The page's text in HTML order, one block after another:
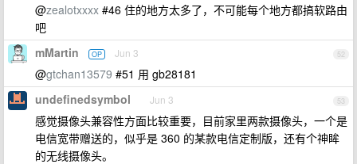
@zealotxxxx #46 住的地方太多了，不可能每个地方都搞软路由
吧
52
mMartin OP Jun 3
@gtchan13579 #51 用 gb28181
53
undefinedsymbol Jun 3
感觉摄像头兼容性方面比较重要，目前家里两款摄像头，一个是
电信宽带赠送的，似乎是 360 的某款电信定制版，还有个神眸
的无线摄像头。